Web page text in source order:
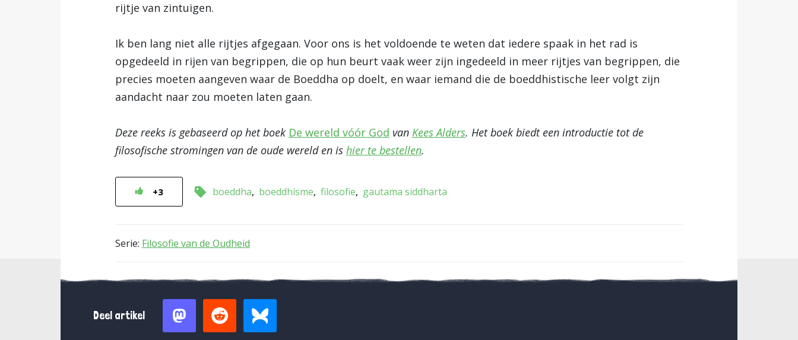
rijtje van zintuigen.
Ik ben lang niet alle rijtjes afgegaan. Voor ons is het voldoende te weten dat iedere spaak in het rad is
opgedeeld in rijen van begrippen, die op hun beurt vaak weer zijn ingedeeld in meer rijtjes van begrippen, die
precies moeten aangeven waar de Boeddha op doelt, en waar iemand die de boeddhistische leer volgt zijn
aandacht naar zou moeten laten gaan.
Deze reeks is gebaseerd op het boek De wereld vóór God van Kees Alders. Het boek biedt een introductie tot de
filosofische stromingen van de oude wereld en is hier te bestellen.
+3 boeddha boeddhisme filosofie gautama siddharta
Serie: Filosofie van de Oudheid
Deel artikel